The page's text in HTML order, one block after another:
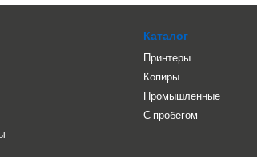
Каталог
Принтеры
Копиры
Промышленные
С пробегом